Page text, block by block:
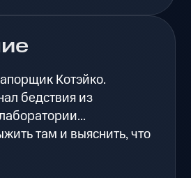
Котэйко.
бедствия из
там и выяснить, что